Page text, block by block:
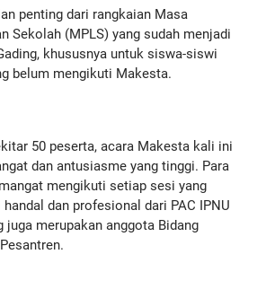
penting dari rangkaian Masa
Sekolah (MPLS) yang sudah menjadi
khususnya untuk siswa-siswi
belum mengikuti Makesta.
50 peserta, acara Makesta kali ini
dan antusiasme yang tinggi. Para
mengikuti setiap sesi yang
dan profesional dari PAC IPNU
juga merupakan anggota Bidang